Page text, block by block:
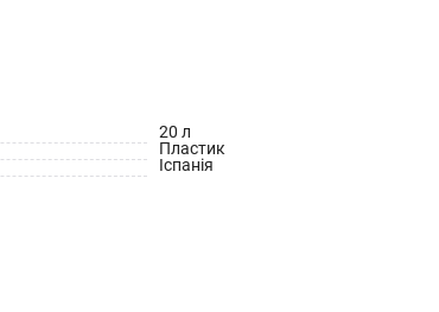
20 л
Пластик
Іспанія